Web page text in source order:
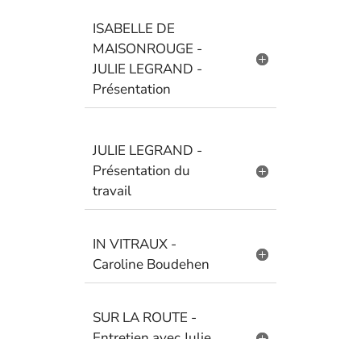
ISABELLE DE
MAISONROUGE -
JULIE LEGRAND -
Présentation
JULIE LEGRAND -
Présentation du
travail
IN VITRAUX -
Caroline Boudehen
SUR LA ROUTE -